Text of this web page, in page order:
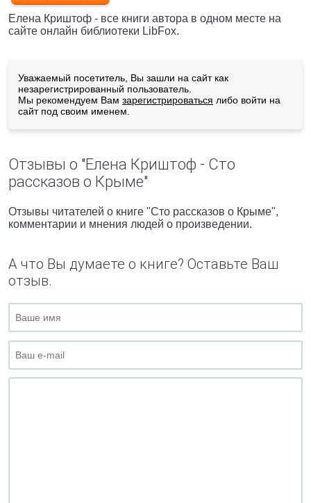
Елена Криштоф - все книги автора в одном месте на
сайте онлайн библиотеки LibFox.
Уважаемый посетитель, Вы зашли на сайт как
незарегистрированный пользователь.
Мы рекомендуем Вам зарегистрироваться либо войти на
сайт под своим именем.
Отзывы о "Елена Криштоф - Сто
рассказов о Крыме"
Отзывы читателей о книге "Сто рассказов о Крыме",
комментарии и мнения людей о произведении.
А что Вы думаете о книге? Оставьте Ваш
отзыв.